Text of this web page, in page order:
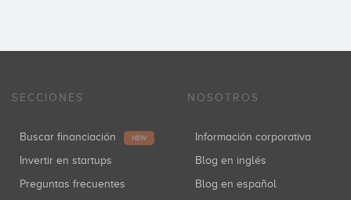
SECCIONES
Buscar financiación NEW
Invertir en startups
Preguntas frecuentes
NOSOTROS
Información corporativa
Blog en inglés
Blog en español